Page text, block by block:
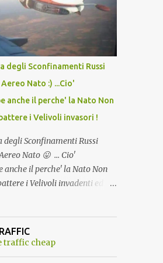
temperatura? Qualcuno a suo
il Vaccino come: l' Amaro
Ghiacciato, ma
anche, a Temperatura
l'articolo per NON
degli Sconfinamenti Russi
Nato :) ...Cio'
anche il perche' la Nato Non
i Velivoli invasori !
degli Sconfinamenti Russi
Nato 😛 ... Cio'
anche il perche' la Nato Non
i Velivoli invadenti ed
di un'invasione dello spazio
parte di un robot chiamato
traffic cheap